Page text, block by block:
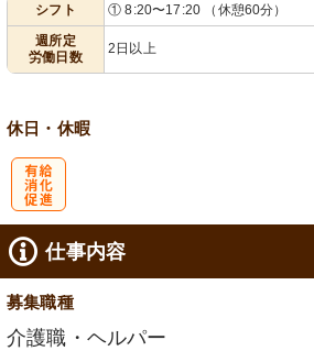
シフト
① 8:20〜17:20 （休憩60分）
週所定
労働日数
2日以上
休日・休暇
仕事内容
募集職種
介護職・ヘルパー